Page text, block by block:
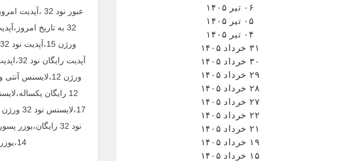
14،یوزر پسورد نود 32 ورژن 15،یوزر پسورد نود 32 ورژن 16،یوزر پسورد نود 32 ورژن 17،یوزر پسورد نود 32 ورژن 18
۰۶ تیر ۱۴۰۵
۰۵ تیر ۱۴۰۵
۰۴ تیر ۱۴۰۵
۳۱ خرداد ۱۴۰۵
۳۰ خرداد ۱۴۰۵
۲۹ خرداد ۱۴۰۵
۲۸ خرداد ۱۴۰۵
۲۷ خرداد ۱۴۰۵
۲۲ خرداد ۱۴۰۵
۲۱ خرداد ۱۴۰۵
۱۹ خرداد ۱۴۰۵
۱۵ خرداد ۱۴۰۵